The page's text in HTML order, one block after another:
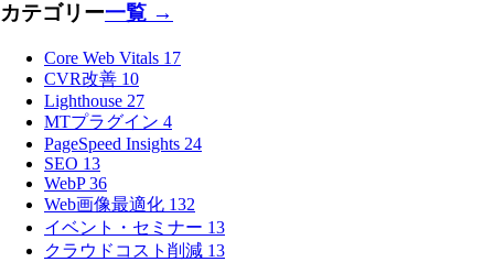
カテゴリー一覧 →
Core Web Vitals 17
CVR改善 10
Lighthouse 27
MTプラグイン 4
PageSpeed Insights 24
SEO 13
WebP36
Web画像最適化 132
イベント・セミナー 13
クラウドコスト削減 13